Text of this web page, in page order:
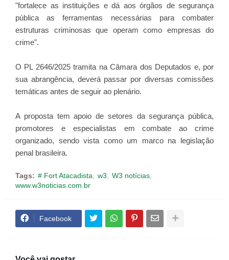
"fortalece as instituições e dá aos órgãos de segurança
pública as ferramentas necessárias para combater
estruturas criminosas que operam como empresas do
crime".
O PL 2646/2025 tramita na Câmara dos Deputados e, por
sua abrangência, deverá passar por diversas comissões
temáticas antes de seguir ao plenário.
A proposta tem apoio de setores da segurança pública,
promotores e especialistas em combate ao crime
organizado, sendo vista como um marco na legislação
penal brasileira.
Tags: # Fort Atacadista w3
W3 notícias
www.w3noticias.com.br
Facebook